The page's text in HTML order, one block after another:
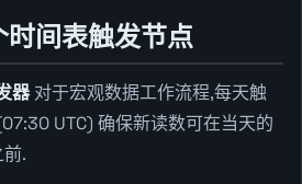
间表触发节点
器对于宏观数据工作流程,每天触
UTC) 确保新读数可在当天的
.